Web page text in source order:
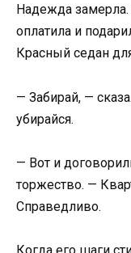
Надежда
оплатила и
Красный седан
— Забирай, —
убирайся.
— Вот и
торжество. —
Справедливо.